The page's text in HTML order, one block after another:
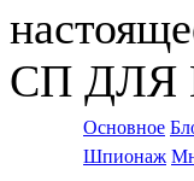
СП ДЛЯ
Основное
Шпионаж